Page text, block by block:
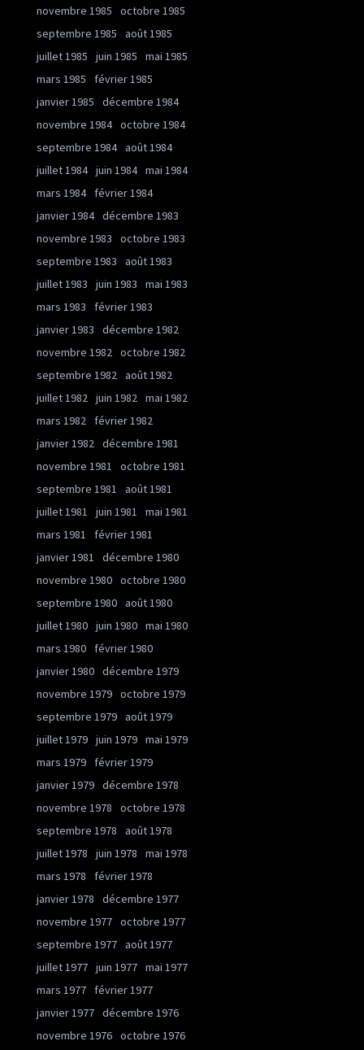
novembre 1985
octobre 1985
septembre 1985
août 1985
juillet 1985
juin 1985
mai 1985
mars 1985
février 1985
janvier 1985
décembre 1984
novembre 1984 octobre 1984
septembre 1984 août 1984
juillet 1984 juin 1984 mai 1984
mars 1984
février 1984
janvier 1984 décembre 1983
novembre 1983
octobre 1983
septembre 1983
août 1983
juillet 1983
juin 1983
mai 1983
mars 1983
février 1983
janvier 1983
décembre 1982
novembre 1982 octobre 1982
septembre 1982 août 1982
juillet 1982 juin 1982 mai 1982
mars 1982
février 1982
janvier 1982 décembre 1981
novembre 1981
octobre 1981
septembre 1981
août 1981
juillet 1981
juin 1981
mai 1981
mars 1981
février 1981
janvier 1981
décembre 1980
novembre 1980 octobre 1980
septembre 1980 août 1980
juillet 1980 juin 1980 mai 1980
mars 1980
février 1980
janvier 1980 décembre 1979
novembre 1979 octobre 1979
septembre 1979 août 1979
juillet 1979 juin 1979 mai 1979
mars 1979
février 1979
janvier 1979 décembre 1978
novembre 1978
octobre 1978
septembre 1978
août 1978
juillet 1978
juin 1978
mai 1978
mars 1978
février 1978
janvier 1978
décembre 1977
novembre 1977 octobre 1977
septembre 1977 août 1977
juillet 1977 juin 1977 mai 1977
mars 1977
février 1977
janvier 1977 décembre 1976
novembre 1976 octobre 1976